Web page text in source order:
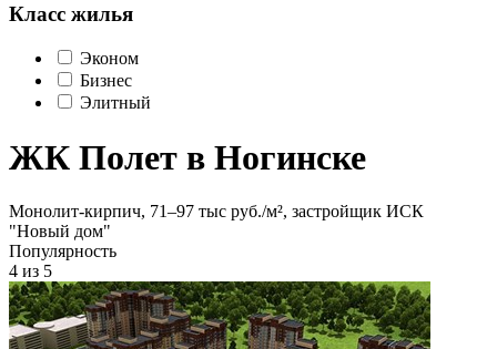
Класс жилья
Эконом
Бизнес
Элитный
ЖК Полет в Ногинске
Монолит-кирпич, 71‒97 тыс руб./м², застройщик ИСК
"Новый дом"
Популярность
4 из 5